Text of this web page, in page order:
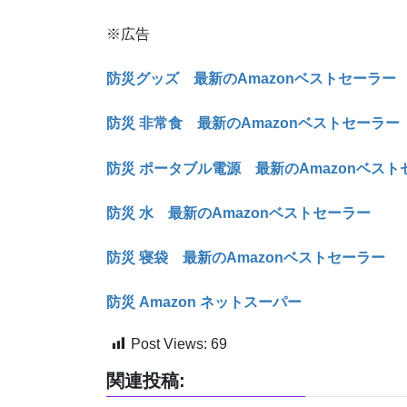
※広告
防災グッズ 最新のAmazonベストセーラー
防災 非常食 最新のAmazonベストセーラー
防災 ポータブル電源 最新のAmazonベスト
防災 水 最新のAmazonベストセーラー
防災 寝袋 最新のAmazonベストセーラー
防災 Amazon ネットスーパー
Post Views: 69
関連投稿: